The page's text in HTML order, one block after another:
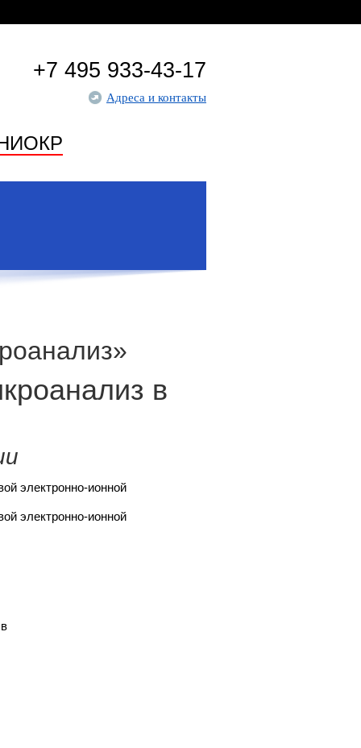
+7 495 933-43-17
Адреса и контакты
в
электронно-ионной
электронно-ионной